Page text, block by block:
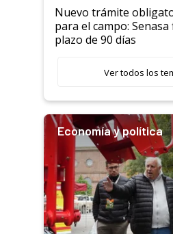
Nuevo trámite
para el campo:
plazo de 90 días
Ver todos los
Economía y política